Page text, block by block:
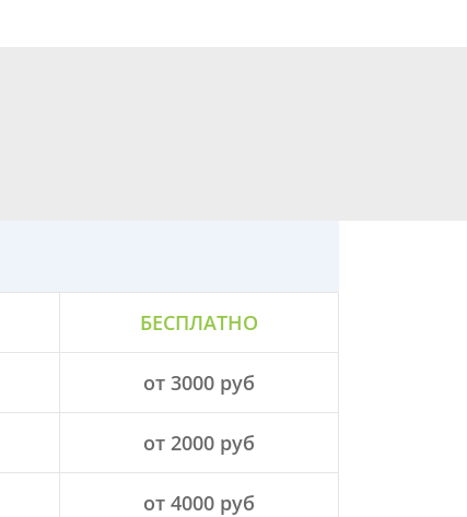
БЕСПЛАТНО
от 3000 руб
от 2000 руб
от 4000 руб